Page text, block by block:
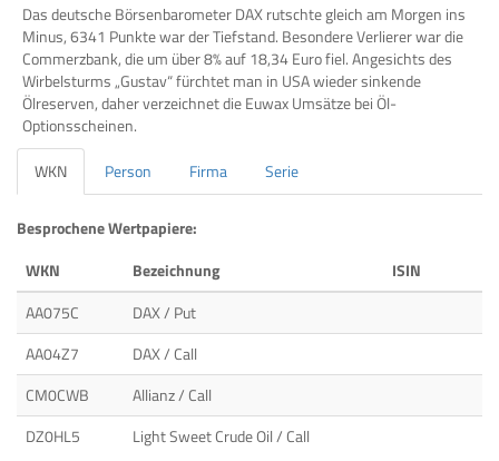
Das deutsche Börsenbarometer DAX rutschte gleich am Morgen ins
Minus, 6341 Punkte war der Tiefstand. Besondere Verlierer war die
Commerzbank, die um über 8% auf 18,34 Euro fiel. Angesichts des
Wirbelsturms „Gustav“ fürchtet man in USA wieder sinkende
Ölreserven, daher verzeichnet die Euwax Umsätze bei Öl-
Optionsscheinen.
WKN
Person Firma Serie
Besprochene Wertpapiere:
WKN
Bezeichnung
ISIN
AA075C
DAX / Put
AA04Z7
DAX / Call
CM0CWB
Allianz / Call
DZ0HL5
Light Sweet Crude Oil / Call